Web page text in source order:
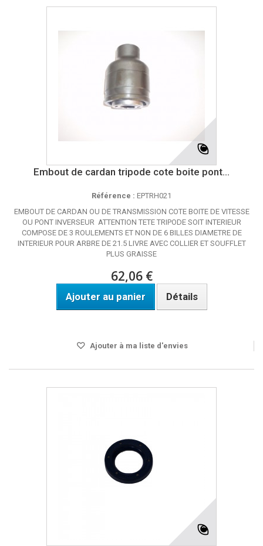
Embout de cardan tripode cote boite pont...
Référence : EPTRH021
EMBOUT DE CARDAN OU DE TRANSMISSION COTE BOITE DE VITESSE
OU PONT INVERSEUR ATTENTION TETE TRIPODE SOIT INTERIEUR
COMPOSE DE 3 ROULEMENTS ET NON DE 6 BILLES DIAMETRE DE
INTERIEUR POUR ARBRE DE 21.5 LIVRE AVEC COLLIER ET SOUFFLET
PLUS GRAISSE
62,06 €
Ajouter au panier Détails
Ajouter à ma liste d'envies